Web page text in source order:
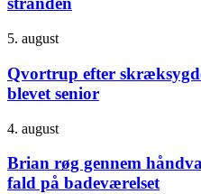
5. august
Qvortrup efter
blevet senior
4. august
Brian røg gennem
fald på badeværelset